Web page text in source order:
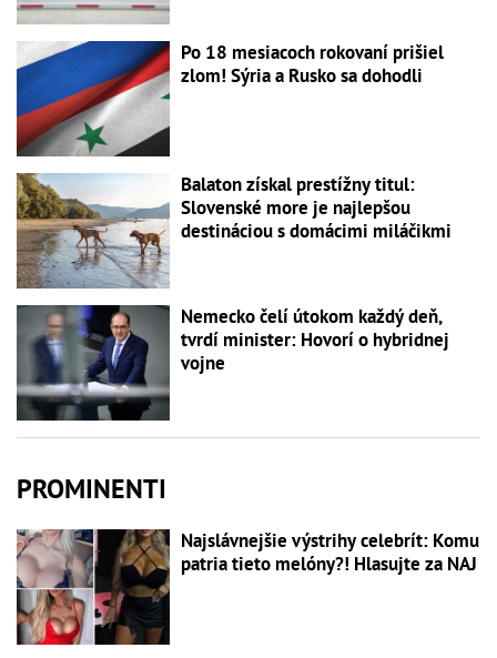
Po 18 mesiacoch rokovaní prišiel
zlom! Sýria a Rusko sa dohodli
Balaton získal prestížny titul:
Slovenské more je najlepšou
destináciou s domácimi miláčikmi
Nemecko čelí útokom každý deň,
tvrdí minister: Hovorí o hybridnej
vojne
PROMINENTI
Najslávnejšie výstrihy celebrít: Komu
patria tieto melóny?! Hlasujte za NAJ